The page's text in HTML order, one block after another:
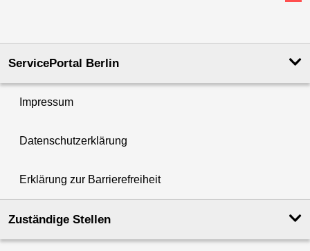
ServicePortal Berlin
Impressum
Datenschutzerklärung
Erklärung zur Barrierefreiheit
Zuständige Stellen